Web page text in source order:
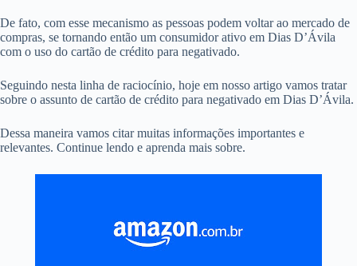
De fato, com esse mecanismo as pessoas podem voltar ao mercado de
compras, se tornando então um consumidor ativo em Dias D’Ávila
com o uso do cartão de crédito para negativado.
Seguindo nesta linha de raciocínio, hoje em nosso artigo vamos tratar
sobre o assunto de cartão de crédito para negativado em Dias D’Ávila.
Dessa maneira vamos citar muitas informações importantes e
relevantes. Continue lendo e aprenda mais sobre.